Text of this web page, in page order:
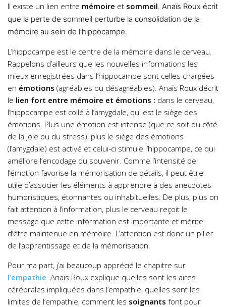
Il existe un lien entre mémoire et sommeil Anaïs Roux écrit
que la perte de sommeil perturbe la consolidation de la
mémoire au sein de l’hippocampe.
L’hippocampe est le centre de la mémoire dans le cerveau.
Rappelons d’ailleurs que les nouvelles informations les
mieux enregistrées dans l’hippocampe sont celles chargées
en émotions (agréables ou désagréables). Anaïs Roux décrit
le lien fort entre mémoire et émotions : dans le cerveau,
l’hippocampe est collé à l’amygdale, qui est le siège des
émotions. Plus une émotion est intense (que ce soit du côté
de la joie ou du stress), plus le siège des émotions
(l’amygdale) est activé et celui-ci stimule l’hippocampe, ce qui
améliore l’encodage du souvenir. Comme l’intensité de
l’émotion favorise la mémorisation de détails, il peut être
utile d’associer les éléments à apprendre à des anecdotes
humoristiques, étonnantes ou inhabituelles. De plus, plus on
fait attention à l’information, plus le cerveau reçoit le
message que cette information est importante et mérite
d’être maintenue en mémoire. L’attention est donc un pilier
de l’apprentissage et de la mémorisation.
Pour ma part, j’ai beaucoup apprécié le chapitre sur
l’empathie . Anaïs Roux explique quelles sont les aires
cérébrales impliquées dans l’empathie, quelles sont les
limites de l’empathie, comment les soignants font pour